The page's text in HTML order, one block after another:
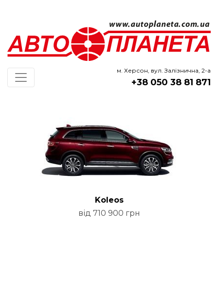
м. Херсон, вул. Залізнична, 2-а
+38 050 38 81 871
Koleos
від 710 900 грн